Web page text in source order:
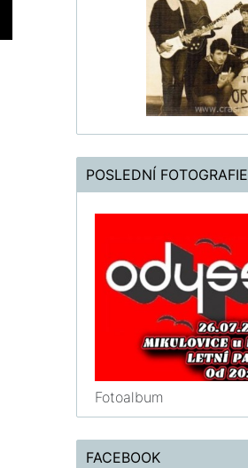
POSLEDNÍ FOTOGRAFIE
Fotoalbum
FACEBOOK